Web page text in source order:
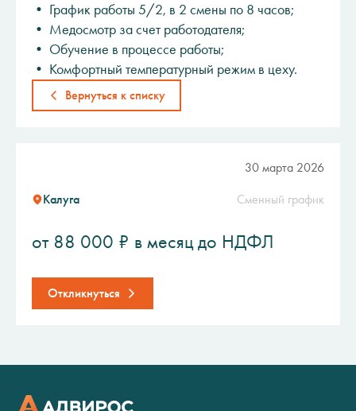
• График работы 5/2, в 2 смены по 8 часов;
• Медосмотр за счет работодателя;
• Обучение в процессе работы;
• Комфортный температурный режим в цеху.
Вернуться к списку
30 марта 2026
Калуга Сменный график
от 88 000 ₽ в месяц до НДФЛ
Откликнуться